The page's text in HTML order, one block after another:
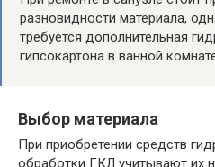
разновидности материала,
требуется дополнительная
гипсокартона в ванной
Выбор материала
При приобретении средств
обработки ГКЛ учитывают их